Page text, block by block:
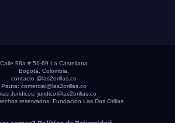
Calle 98a # 51-69 La Castellana
Bogotá, Colombia.
contacto @las2orillas.co
Pauta: comercial@las2orillas.co
Juridicos: juridico@las2orillas.co
reservados. Fundación Las Dos Orillas